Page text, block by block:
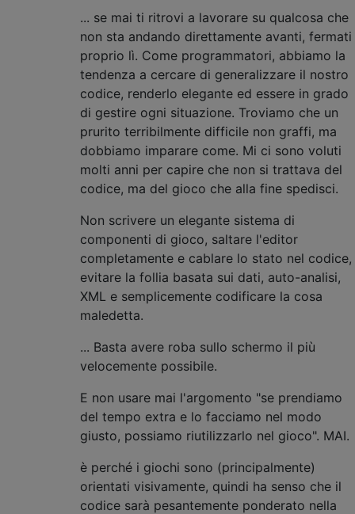
... se mai ti ritrovi a lavorare su qualcosa che
non sta andando direttamente avanti, fermati
proprio lì. Come programmatori, abbiamo la
tendenza a cercare di generalizzare il nostro
codice, renderlo elegante ed essere in grado
di gestire ogni situazione. Troviamo che un
prurito terribilmente difficile non graffi, ma
dobbiamo imparare come. Mi ci sono voluti
molti anni per capire che non si trattava del
codice, ma del gioco che alla fine spedisci.
Non scrivere un elegante sistema di
componenti di gioco, saltare l'editor
completamente e cablare lo stato nel codice,
evitare la follia basata sui dati, auto-analisi,
XML e semplicemente codificare la cosa
maledetta.
... Basta avere roba sullo schermo il più
velocemente possibile.
E non usare mai l'argomento "se prendiamo
del tempo extra e lo facciamo nel modo
giusto, possiamo riutilizzarlo nel gioco". MAI.
è perché i giochi sono (principalmente)
orientati visivamente, quindi ha senso che il
codice sarà pesantemente ponderato nella